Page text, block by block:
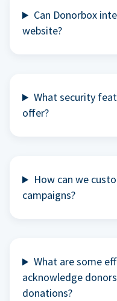
Can Donorbox
website?
What security
offer?
How can we
campaigns?
What are some
acknowledge
donations?